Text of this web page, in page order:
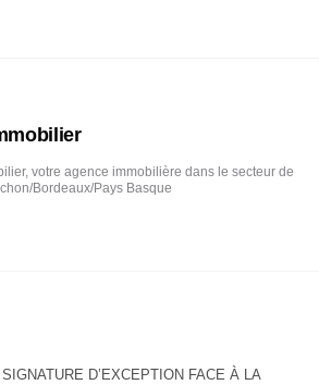
votre agence immobilière dans le secteur de
Bordeaux/Pays Basque
D’EXCEPTION FACE À LA